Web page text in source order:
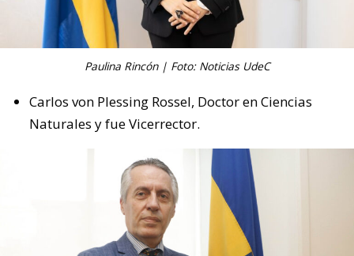
Paulina Rincón | Foto: Noticias UdeC
Carlos von Plessing Rossel, Doctor en Ciencias
Naturales y fue Vicerrector.